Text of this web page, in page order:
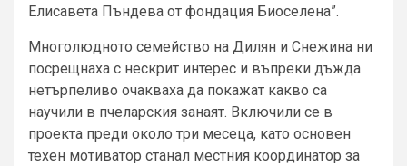
Елисавета Пъндева от фондация Биоселена”.
Многолюдното семейство на Дилян и Снежина ни
посрещнаха с нескрит интерес и въпреки дъжда
нетърпеливо очакваха да покажат какво са
научили в пчеларския занаят. Включили се в
проекта преди около три месеца, като основен
техен мотиватор станал местния координатор за